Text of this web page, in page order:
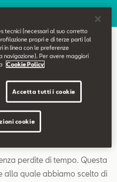
perdite di tempo. Questa
alla quale abbiamo scelto di
tecnici (necessari al suo corretto
propri e di terze parti (al
in linea con le preferenze
navigazione). Per avere maggiori
Cookie Policy
Accetta tutti i cookie
cookie